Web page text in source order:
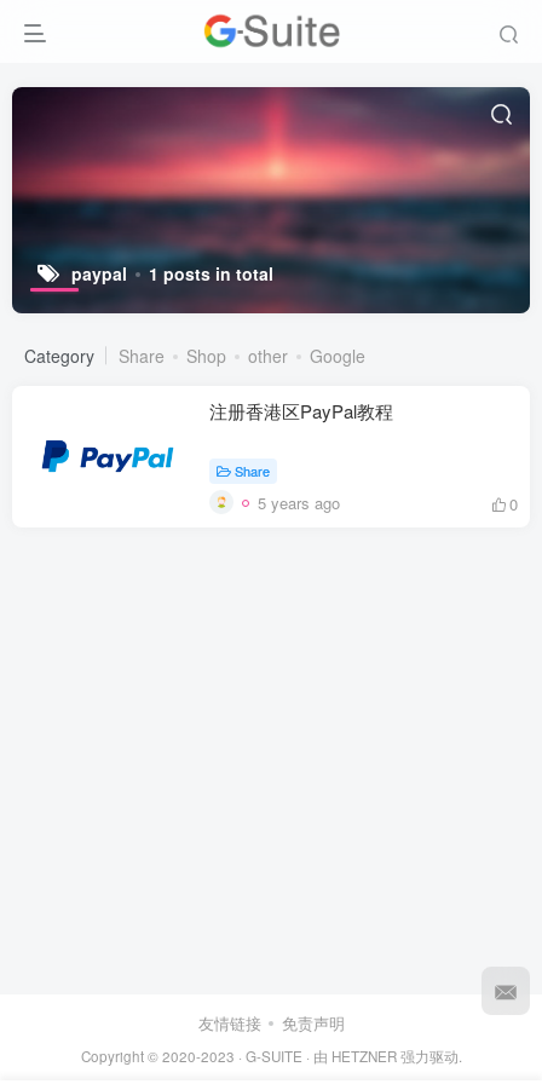
paypal 1 posts in total
Category Share Shop other Google
注册香港区PayPal教程
Share
5 years ago 0
友情链接 免责声明
Copyright © 2020-2023 · G-SUITE · 由 HETZNER强力驱动.